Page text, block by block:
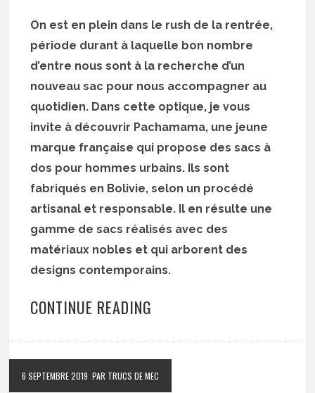
On est en plein dans le rush de la rentrée,
période durant à laquelle bon nombre
d’entre nous sont à la recherche d’un
nouveau sac pour nous accompagner au
quotidien. Dans cette optique, je vous
invite à découvrir Pachamama, une jeune
marque française qui propose des sacs à
dos pour hommes urbains. Ils sont
fabriqués en Bolivie, selon un procédé
artisanal et responsable. Il en résulte une
gamme de sacs réalisés avec des
matériaux nobles et qui arborent des
designs contemporains.
CONTINUE READING
6 SEPTEMBRE 2019 PAR TRUCS DE MEC